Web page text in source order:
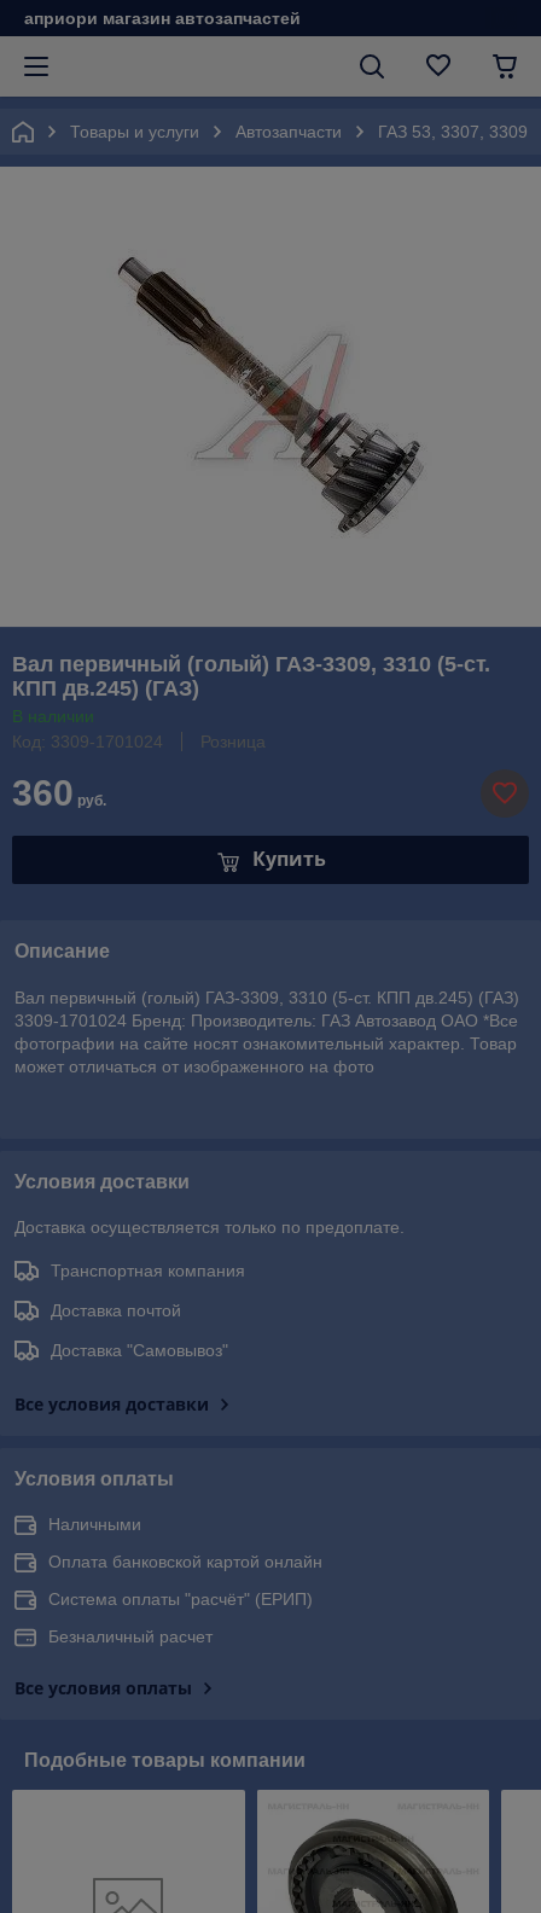
априори магазин автозапчастей
Товары и услуги Автозапчасти ГАЗ 53, 3307, 3309
Вал первичный (голый) ГАЗ-3309, 3310 (5-ст.
КПП дв.245) (ГАЗ)
В наличии
Код: 3309-1701024
Розница
360 руб.
Купить
Описание
Вал первичный (голый) ГАЗ-3309, 3310 (5-ст. КПП дв.245) (ГАЗ)
3309-1701024 Бренд: Производитель: ГАЗ Автозавод ОАО *Все
фотографии на сайте носят ознакомительный характер. Товар
может отличаться от изображенного на фото
Условия доставки
Доставка осуществляется только по предоплате.
Транспортная компания
Доставка почтой
Доставка "Самовывоз"
Все условия доставки
Условия оплаты
Наличными
Оплата банковской картой онлайн
Система оплаты "расчёт" (ЕРИП)
Безналичный расчет
Все условия оплаты
Подобные товары компании